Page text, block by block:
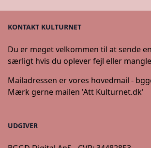
KONTAKT KULTURNET
Du er meget velkommen til at sende
særligt hvis du oplever fejl eller
Mailadressen er vores hovedmail -
Mærk gerne mailen 'Att Kulturnet.dk'
UDGIVER